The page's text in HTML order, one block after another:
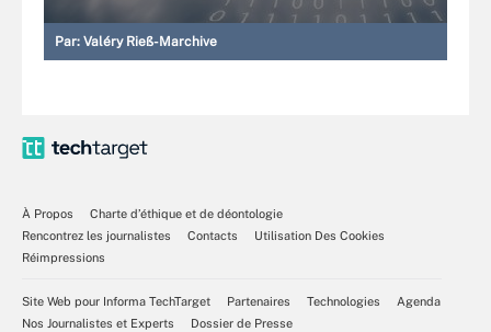
Par: Valéry Rieß-Marchive
À Propos
Charte d’éthique et de déontologie
Rencontrez les journalistes
Contacts
Utilisation Des Cookies
Réimpressions
Site Web pour Informa TechTarget Partenaires Technologies
Agenda
Nos Journalistes et Experts
Dossier de Presse